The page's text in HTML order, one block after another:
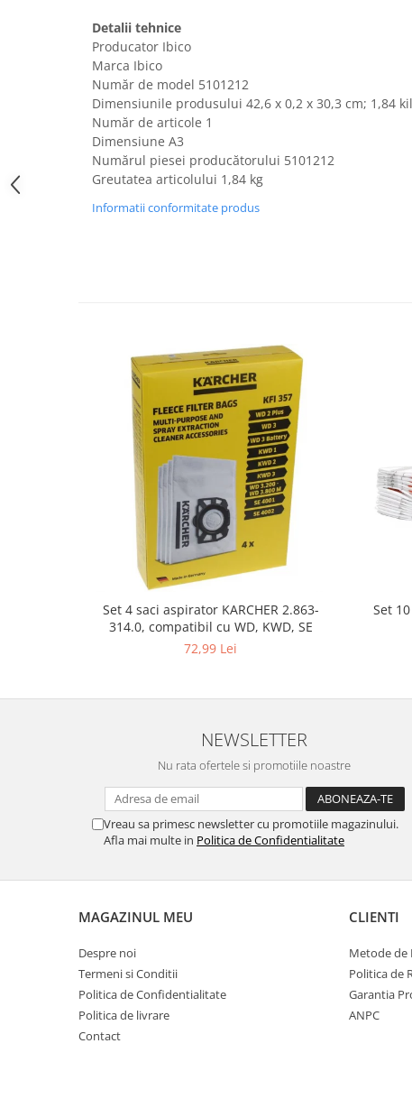
Telefoane Mobile & accesorii
Wearable & Gadgeturi
Electrocasnice & Climatizare
Accesorii si piese masini spalat
rufe si uscatoare
Accesorii si piese masini spalat
Aparate Frigorifice
Aparate Racire Aer
Cutii, curele si accesorii ceasuri
Genti si accesorii femei
Imbracaminte barbati
Imbracaminte si Incaltaminte copii
Incaltaminte barbati
Incaltaminte femei
Console, Jocuri & Accesorii
Accesorii aparate de ras electrice
Accesorii aparate hair styling
Articole Sanatate si Wellness
Consumabile sanitare
Cosmetice si produse ingrijire
Igiena dentara
Jucarii, Copii & Bebe
Detalii tehnice
Producator Ibico
Marca Ibico
Număr de model 5101212
Dimensiunile produsului ‎42,6 x 0,2 x 30,3 cm; 1,84
Număr de articole ‎1
Dimensiune A3
Numărul piesei producătorului ‎5101212
Greutatea articolului 1,84 kg
Informatii conformitate produs
Set 4 saci aspirator KARCHER 2.863-
314.0, compatibil cu WD, KWD, SE
72,99 Lei
Set
NEWSLETTER
Nu rata ofertele si promotiile noastre
Vreau sa primesc newsletter cu promotiile magazinului.
Afla mai multe in Politica de Confidentialitate
MAGAZINUL MEU
Despre noi
Termeni si Conditii
Politica de Confidentialitate
Politica de livrare
Contact
CLIENTI
Metode de
Politica de
Garantia
ANPC